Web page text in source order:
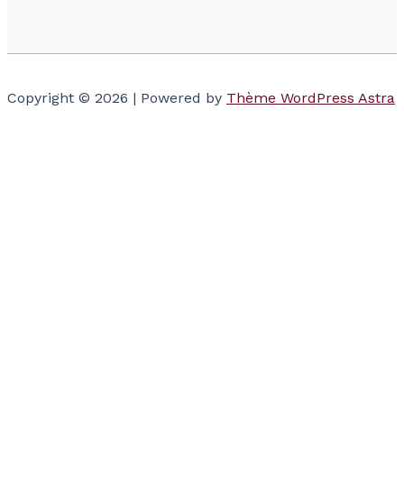
Copyright © 2026 | Powered by Thème WordPress Astra